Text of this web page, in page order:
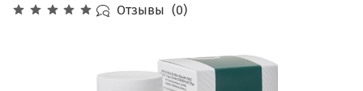
Отзывы (0)